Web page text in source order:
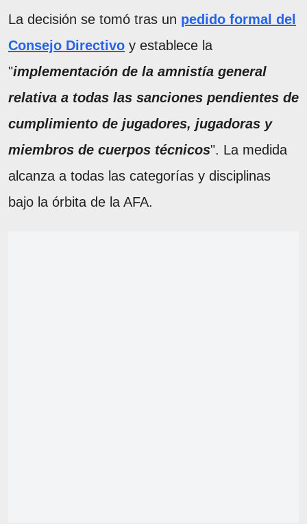
La decisión se tomó tras un pedido formal del
Consejo Directivo y establece la
"implementación de la amnistía general
relativa a todas las sanciones pendientes de
cumplimiento de jugadores, jugadoras y
miembros de cuerpos técnicos". La medida
alcanza a todas las categorías y disciplinas
bajo la órbita de la AFA.